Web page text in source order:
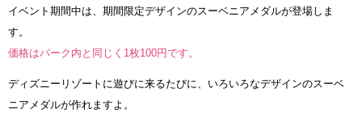
イベント期間中は、期間限定デザインのスーベニアメダルが登場しま
す。
価格はパーク内と同じく1枚100円です。
ディズニーリゾートに遊びに来るたびに、いろいろなデザインのスーベ
ニアメダルが作れますよ。